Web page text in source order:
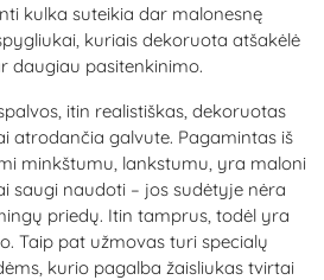
kulka suteikia dar malonesnę
kuriais dekoruota atšakėlė
daugiau pasitenkinimo.
itin realistiškas, dekoruotas
atrodančia galvute. Pagamintas iš
minkštumu, lankstumu, yra maloni
saugi naudoti – jos sudėtyje nėra
priedų. Itin tamprus, todėl yra
Taip pat užmovas turi specialų
kurio pagalba žaisliukas tvirtai